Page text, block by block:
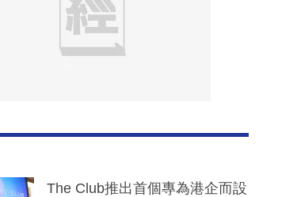
The Club推出首個專為港企而設